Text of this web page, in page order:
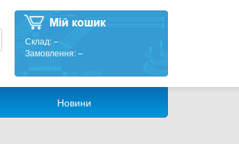
Склад:–
Замовлення:–
Новини